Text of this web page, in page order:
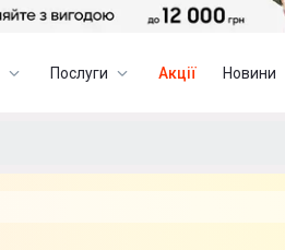
Послуги Акції Новини